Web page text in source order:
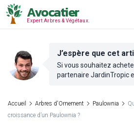
Avocatier
Expert Arbres & Végétaux.
J’espère que cet
Si vous souhaitez
partenaire JardinTropic
Accueil Arbres d'Ornement Paulownia
croissance d’un Paulownia ?